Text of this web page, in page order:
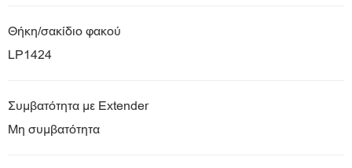
Θήκη/σακίδιο φακού
LP1424
Συμβατότητα με Extender
Μη συμβατότητα